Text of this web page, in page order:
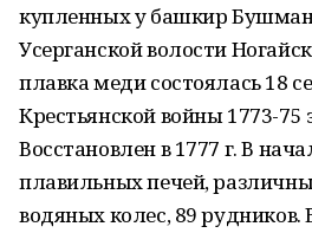
купленных у башкир
Усерганской волости
плавка меди состоялась 18
Крестьянской войны 1773-
Восстановлен в 1777 г. В
плавильных печей,
водяных колес, 89 рудников.